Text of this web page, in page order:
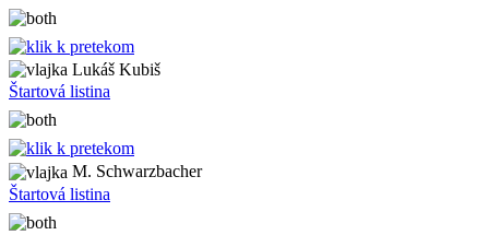
Lukáš Kubiš
Štartová listina
M. Schwarzbacher
Štartová listina